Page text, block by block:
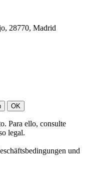
28770, Madrid
OK
Para ello, consulte
legal.
und